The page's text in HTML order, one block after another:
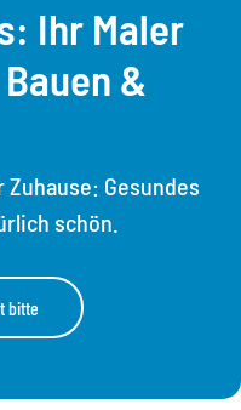
Ihr Maler
&
Gesundes
schön.
bitte